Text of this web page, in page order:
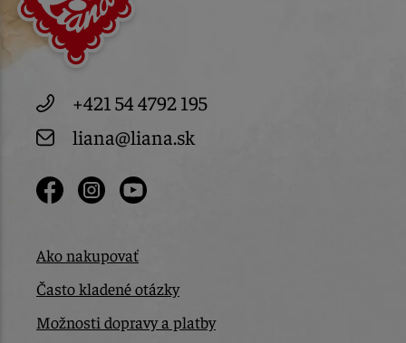
+421 54 4792 195
liana@liana.sk
Ako nakupovať
Často kladené otázky
Možnosti dopravy a platby